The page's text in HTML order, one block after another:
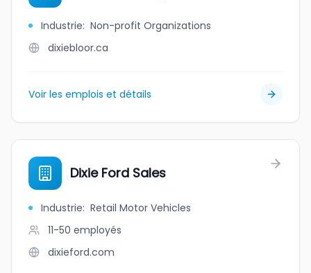
Industrie: Non-profit Organizations
dixiebloor.ca
Voir les emplois et détails
Dixie Ford Sales
Industrie: Retail Motor Vehicles
11-50 employés
dixieford.com